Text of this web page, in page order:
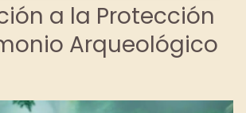
a la Protección
Arqueológico